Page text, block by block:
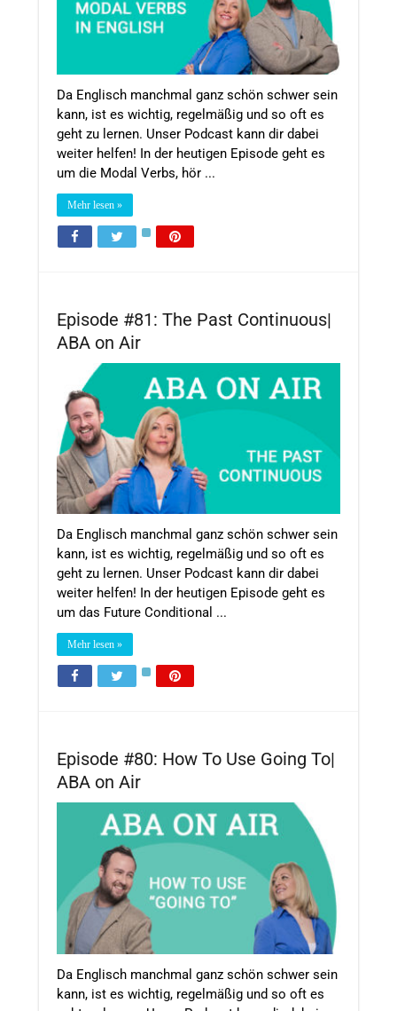
Da Englisch manchmal ganz schön schwer sein
kann, ist es wichtig, regelmäßig und so oft es
geht zu lernen. Unser Podcast kann dir dabei
weiter helfen! In der heutigen Episode geht es
um die Modal Verbs, hör ...
Mehr lesen »
Episode #81: The Past Continuous|
ABA on Air
Da Englisch manchmal ganz schön schwer sein
kann, ist es wichtig, regelmäßig und so oft es
geht zu lernen. Unser Podcast kann dir dabei
weiter helfen! In der heutigen Episode geht es
um das Future Conditional ...
Mehr lesen »
Episode #80: How To Use Going To|
ABA on Air
Da Englisch manchmal ganz schön schwer sein
kann, ist es wichtig, regelmäßig und so oft es